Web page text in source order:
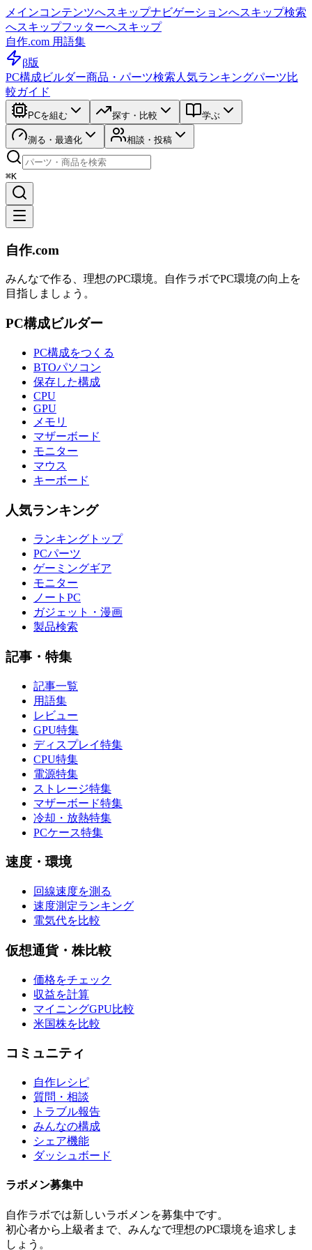
メインコンテンツへスキップナビゲーションへスキップ検索
へスキップフッターへスキップ
自作.com 用語集
β版
PC構成ビルダー商品・パーツ検索 人気ランキングパーツ比
較ガイド
PCを組む 探す・比較 学ぶ
測る・最適化 相談・投稿
⌘K
自作.com
みんなで作る、理想のPC環境。 自作ラボでPC環境の向上を
目指しましょう。
PC構成ビルダー
PC構成をつくる
BTOパソコン
保存した構成
CPU
GPU
メモリ
マザーボード
モニター
マウス
キーボード
人気ランキング
ランキングトップ
PCパーツ
ゲーミングギア
モニター
ノートPC
ガジェット・漫画
製品検索
記事・特集
記事一覧
用語集
レビュー
GPU特集
ディスプレイ特集
CPU特集
電源特集
ストレージ特集
マザーボード特集
冷却・放熱特集
PCケース特集
速度・環境
回線速度を測る
速度測定ランキング
電気代を比較
仮想通貨・株比較
価格をチェック
収益を計算
マイニングGPU比較
米国株を比較
コミュニティ
自作レシピ
質問・相談
トラブル報告
みんなの構成
シェア機能
ダッシュボード
ラボメン募集中
自作ラボでは新しいラボメンを募集中です。
初心者から上級者まで、みんなで理想のPC環境を追求しま
しょう。